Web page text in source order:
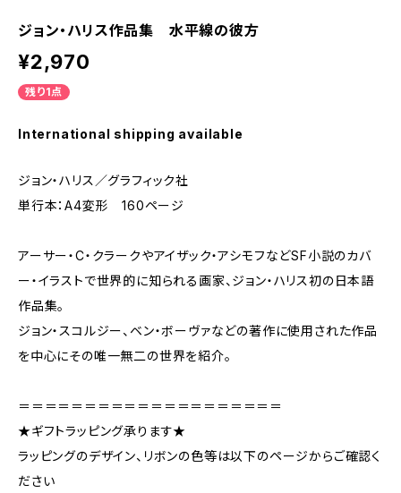
ジョン・ハリス作品集 水平線の彼方
¥2,970
残り1点
International shipping available
ジョン・ハリス／グラフィック社
単行本：A4変形 160ページ
アーサー・C・クラークやアイザック・アシモフなどSF小説のカバ
ー・イラストで世界的に知られる画家、ジョン・ハリス初の日本語
作品集。
ジョン・スコルジー、ベン・ボーヴァなどの著作に使用された作品
を中心にその唯一無二の世界を紹介。
＝＝＝＝＝＝＝＝＝＝＝＝＝＝＝＝＝＝＝＝
★ギフトラッピング承ります★
ラッピングのデザイン、リボンの色等は以下のページからご確認く
ださい